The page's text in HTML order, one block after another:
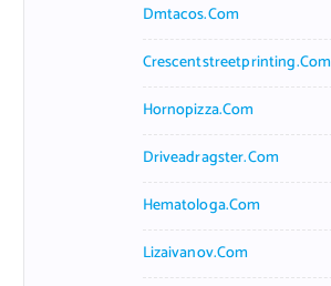
Dmtacos.com
Crescentstreetprinting.com
Hornopizza.com
Driveadragster.com
Hematologa.com
Lizaivanov.com